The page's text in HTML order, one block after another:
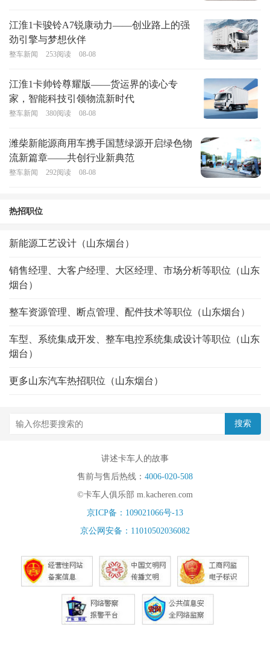
江淮1卡骏铃A7锐康动力——创业路上的强
劲引擎与梦想伙伴
整车新闻 253阅读 08-08
江淮1卡帅铃尊耀版——货运界的读心专
家，智能科技引领物流新时代
整车新闻 380阅读 08-08
潍柴新能源商用车携手国慧绿源开启绿色物
流新篇章——共创行业新典范
整车新闻 292阅读 08-08
热招职位
新能源工艺设计（山东烟台）
销售经理、大客户经理、大区经理、市场分析等职位（山东
烟台）
整车资源管理、断点管理、配件技术等职位（山东烟台）
车型、系统集成开发、整车电控系统集成设计等职位（山东
烟台）
更多山东汽车热招职位（山东烟台）
讲述卡车人的故事
售前与售后热线： 4006-020-508
©卡车人俱乐部 m.kacheren.com
京ICP备：109021066号-13
京公网安备：11010502036082